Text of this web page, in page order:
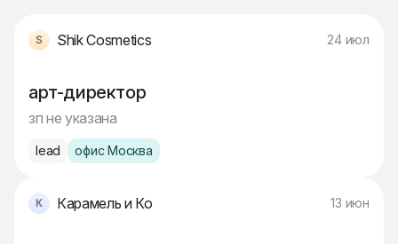
Shik Cosmetics 24 июл
арт-директор
зп не указана
lead офис Москва
Карамель и Ко 13 июн